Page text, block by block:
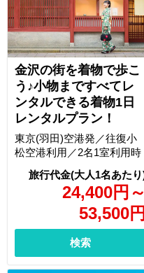
金沢の街を着物で歩こ
う♪小物まですべてレ
ンタルできる着物1日
レンタルプラン！
24,400円 ～
53,500円
東京(羽田)空港発／往復小
松空港利用／2名1室利用時
検索